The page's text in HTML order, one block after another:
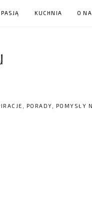
KUCHNIA O
PORADY,